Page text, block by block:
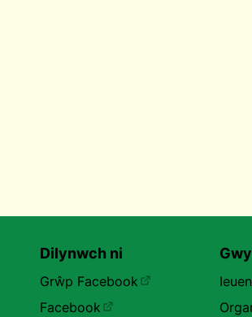
Dilynwch ni
Grŵp Facebook
Facebook